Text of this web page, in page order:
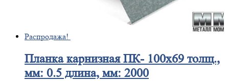
Распродажа!
Планкакарнизная ПК- 100х69 толщ.,
мм: 0.5 длина, мм: 2000